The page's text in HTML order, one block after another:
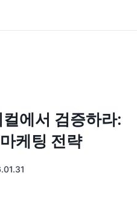
에서 검증하라:
케팅 전략